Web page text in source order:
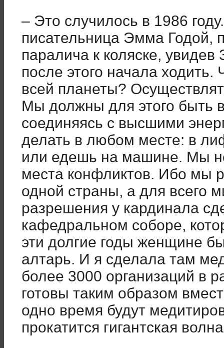
– Это случилось в 1986
писательница Эмма Годой,
паралича к коляске,
после этого начала
всей планеты?
Мы должны для этого быть
соединяясь с высшими
делать в любом месте: в
или едешь на машине. Мы
места конфликтов. Ибо мы
одной страны, а для всего
разрешения у кардинала
кафедральном соборе,
эти долгие годы женщине
алтарь. И я сделала там
более 3000 организаций в
готовы таким образом
одно время будут
прокатится гигантская